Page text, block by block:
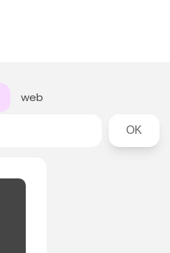
web
Rechercher